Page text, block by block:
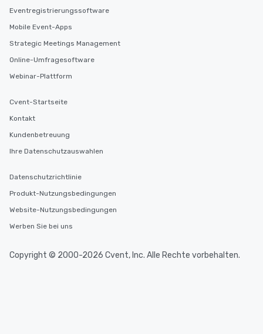
Eventregistrierungssoftware
Mobile Event-Apps
Strategic Meetings Management
Online-Umfragesoftware
Webinar-Plattform
Cvent-Startseite
Kontakt
Kundenbetreuung
Ihre Datenschutzauswahlen
Datenschutzrichtlinie
Produkt-Nutzungsbedingungen
Website-Nutzungsbedingungen
Werben Sie bei uns
Copyright © 2000-2026 Cvent, Inc. Alle Rechte vorbehalten.